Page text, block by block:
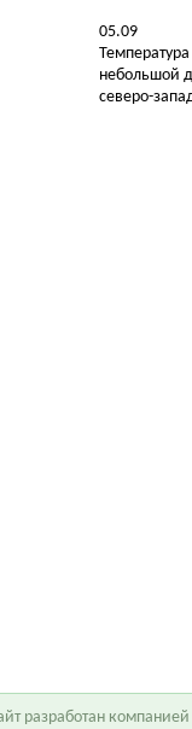
05.09
небольшой
северо-
разработан компанией